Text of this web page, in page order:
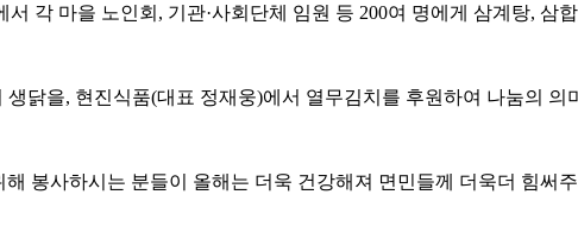
각 마을 노인회, 기관·사회단체 임원 등 200여 명에게 삼계탕, 삼
닭을, 현진식품(대표 정재웅)에서 열무김치를 후원하여 나눔의 의
봉사하시는 분들이 올해는 더욱 건강해져 면민들께 더욱더 힘써